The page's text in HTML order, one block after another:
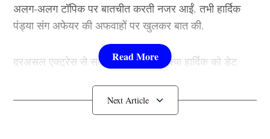
अलग-अलग टॉपिक पर बातचीत करती नजर आईं. तभी हार्दिक
पंड्या संग अफेयर की अफवाहों पर खुलकर बात की.
दरअसल एक्ट्रेस से सवाल किया गया कि क्या हार्दिक को डेट
मुझे नहीं लगता हम डेट कर रहे थे, पर हां हमारी कुछ महीनों तक